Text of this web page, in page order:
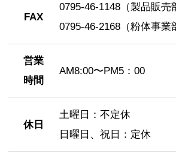
FAX
0795-46-1148（製品販売
0795-46-2168（粉体事業
営業
時間
AM8:00〜PM5：00
休日
土曜日：不定休
日曜日、祝日：定休